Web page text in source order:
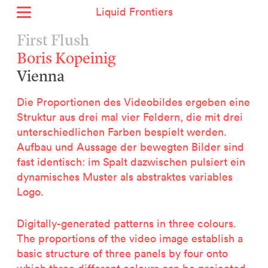
Liquid Frontiers
First Flush
Boris Kopeinig
Vienna
Die Proportionen des Videobildes ergeben eine
Struktur aus drei mal vier Feldern, die mit drei
unterschiedlichen Farben bespielt werden.
Aufbau und Aussage der bewegten Bilder sind
fast identisch: im Spalt dazwischen pulsiert ein
dynamisches Muster als abstraktes variables
Logo.
Digitally-generated patterns in three colours.
The proportions of the video image establish a
basic structure of three panels by four onto
Home
News
Archive
About
Context
Contact
Deutsch
Selected Projects :
Growing the City Farm
EVVA - Permanent Progress
Miba Panorama
Helle Not